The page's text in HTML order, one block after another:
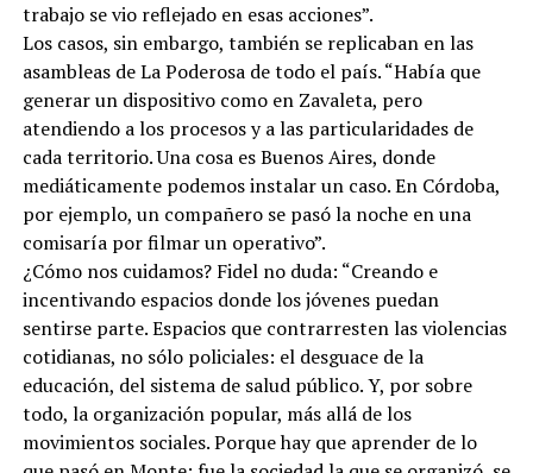
trabajo se vio reflejado en esas acciones”.
Los casos, sin embargo, también se replicaban en las
asambleas de La Poderosa de todo el país. “Había que
generar un dispositivo como en Zavaleta, pero
atendiendo a los procesos y a las particularidades de
cada territorio. Una cosa es Buenos Aires, donde
mediáticamente podemos instalar un caso. En Córdoba,
por ejemplo, un compañero se pasó la noche en una
comisaría por filmar un operativo”.
¿Cómo nos cuidamos? Fidel no duda: “Creando e
incentivando espacios donde los jóvenes puedan
sentirse parte. Espacios que contrarresten las violencias
cotidianas, no sólo policiales: el desguace de la
educación, del sistema de salud público. Y, por sobre
todo, la organización popular, más allá de los
movimientos sociales. Porque hay que aprender de lo